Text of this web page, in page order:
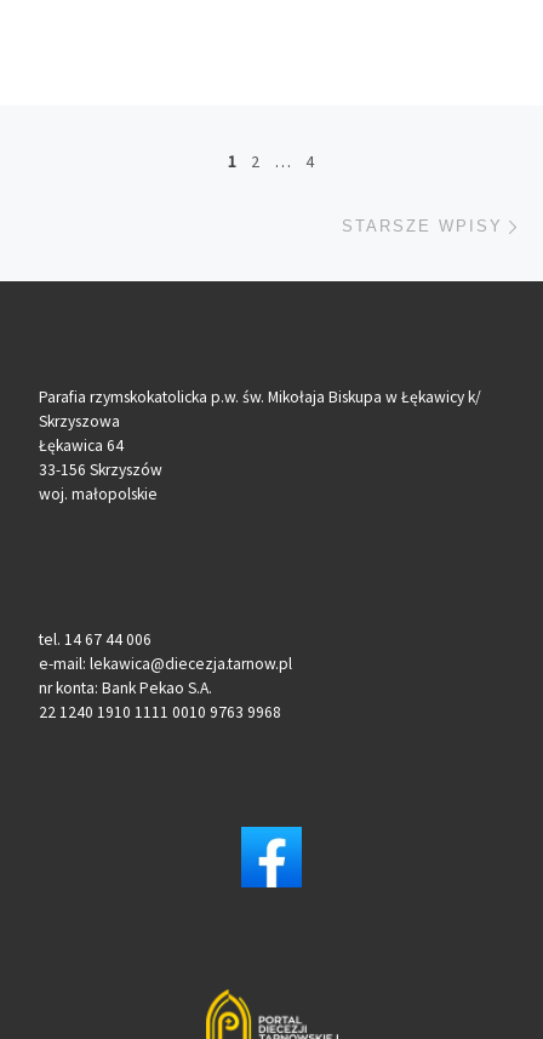
Nawigacja po wpisach
1 2 … 4
STARSZE WPISY
Parafia rzymskokatolicka p.w. św. Mikołaja Biskupa w Łękawicy k/
Skrzyszowa
Łękawica 64
33-156 Skrzyszów
woj. małopolskie
tel. 14 67 44 006
e-mail: lekawica@diecezja.tarnow.pl
nr konta: Bank Pekao S.A.
22 1240 1910 1111 0010 9763 9968